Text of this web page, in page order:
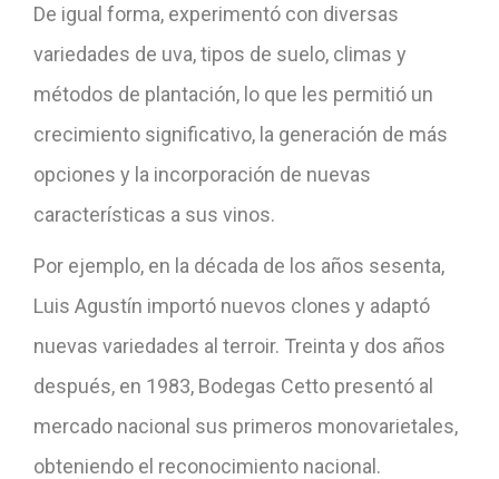
De igual forma, experimentó con diversas
variedades de uva, tipos de suelo, climas y
métodos de plantación, lo que les permitió un
crecimiento significativo, la generación de más
opciones y la incorporación de nuevas
características a sus vinos.
Por ejemplo, en la década de los años sesenta,
Luis Agustín importó nuevos clones y adaptó
nuevas variedades al terroir. Treinta y dos años
después, en 1983, Bodegas Cetto presentó al
mercado nacional sus primeros monovarietales,
obteniendo el reconocimiento nacional.